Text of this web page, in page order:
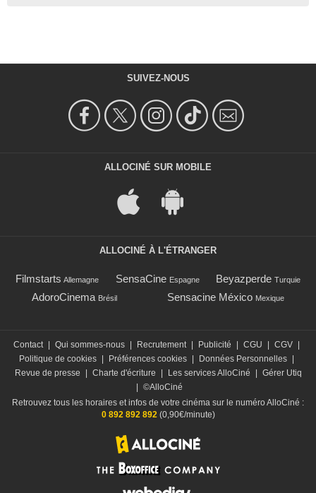
SUIVEZ-NOUS
ALLOCINÉ SUR MOBILE
ALLOCINÉ À L'ÉTRANGER
Filmstarts Allemagne SensaCine Espagne Beyazperde Turquie
AdoroCinema Brésil Sensacine México Mexique
Contact Qui sommes-nous Recrutement Publicité CGU CGV
Politique de cookies
Préférences cookies Données Personnelles
Revue de presse
Charte d'écriture Les services AlloCiné
Gérer Utiq
©AlloCiné
Retrouvez tous les horaires et infos de votre cinéma sur le numéro AlloCiné :
0 892 892 892(0,90€/minute)